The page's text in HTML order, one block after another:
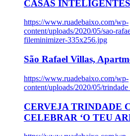
CASAS INTELIGENTES
https://www.ruadebaixo.com/wp-
content/uploads/2020/05/sao-
fileminimizer-335x256.jpg
São Rafael Villas,
https://www.ruadebaixo.com/wp-
content/uploads/2020/05/
CERVEJA TRINDADE
CELEBRAR ‘O TEU